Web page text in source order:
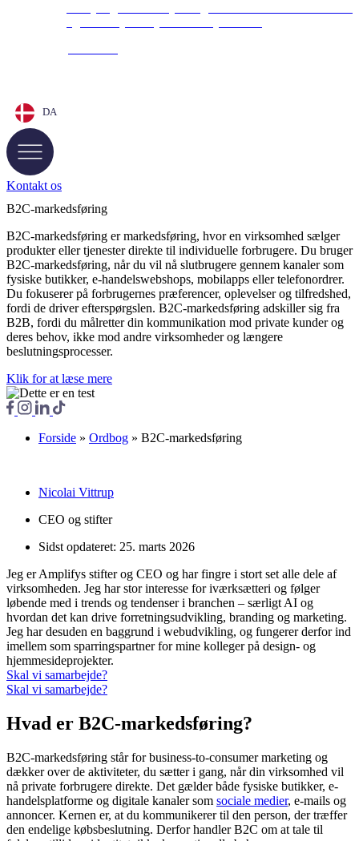
DA
Kontakt os
B2C-markedsføring
B2C-markedsføring er markedsføring, hvor en virksomhed sælger
produkter eller tjenester direkte til individuelle forbrugere. Du bruger
B2C-markedsføring, når du vil nå slutbrugere gennem kanaler som
fysiske butikker, e-handelswebshops, mobilapps eller telefonordrer.
Du fokuserer på forbrugernes præferencer, oplevelser og tilfredshed,
fordi de driver efterspørgslen. B2C-markedsføring adskiller sig fra
B2B, fordi du målretter din kommunikation mod private kunder og
deres behov, ikke mod andre virksomheder og længere
beslutningsprocesser.
Klik for at læse mere
Forside » Ordbog » B2C-markedsføring
Nicolai Vittrup
CEO og stifter
Sidst opdateret: 25. marts 2026
Jeg er Amplifys stifter og CEO og har fingre i stort set alle dele af
virksomheden. Jeg har stor interesse for iværksætteri og følger
løbende med i trends og tendenser i branchen – særligt AI og
hvordan det kan drive forretningsudvikling, branding og marketing.
Jeg har desuden en baggrund i webudvikling, og fungerer derfor ind
imellem som sparringspartner for mine kolleger på design- og
hjemmesideprojekter.
Skal vi samarbejde?
Skal vi samarbejde?
Hvad er B2C-markedsføring?
B2C-markedsføring står for business-to-consumer marketing og
dækker over de aktiviteter, du sætter i gang, når din virksomhed vil
nå private forbrugere direkte. Det gælder både fysiske butikker, e-
handelsplatforme og digitale kanaler som sociale medier, e-mails og
annoncer. Kernen er, at du kommunikerer til den person, der træffer
den endelige købsbeslutning. Derfor handler B2C om at tale til